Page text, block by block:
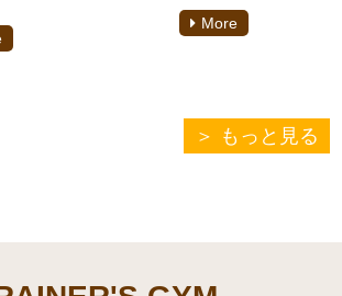
ご紹介いた
。翌日も歩
ます【清瀬 淳】がご紹介いた
せいでダイエットをあきらめ
あらわれているのか。今回は
More
もっと見る